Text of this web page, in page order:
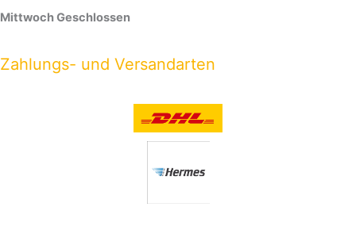
Mittwoch Geschlossen
Zahlungs- und Versandarten